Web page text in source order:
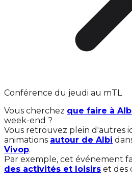
Conférence du jeudi au mTL
Vous cherchez que faire à
week-end ?
Vous retrouvez plein d'autres
animations autour de Albi
Vivop.
Par exemple, cet événement
des activités et loisirs et des